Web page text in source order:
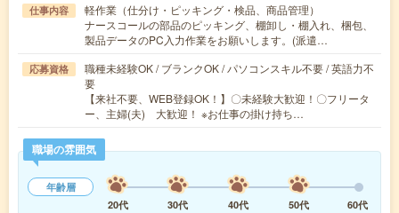
仕事内容
軽作業（仕分け・ピッキング・検品、商品管理）
ナースコールの部品のピッキング、棚卸し・棚入れ、梱包、
製品データのPC入力作業をお願いします。(派遣…
応募資格
職種未経験OK / ブランクOK / パソコンスキル不要 / 英語力不
要
【来社不要、WEB登録OK！】〇未経験大歓迎！〇フリータ
ー、主婦(夫) 大歓迎！ ※お仕事の掛け持ち…
職場の雰囲気
年齢層
20代
30代 40代 50代 60代